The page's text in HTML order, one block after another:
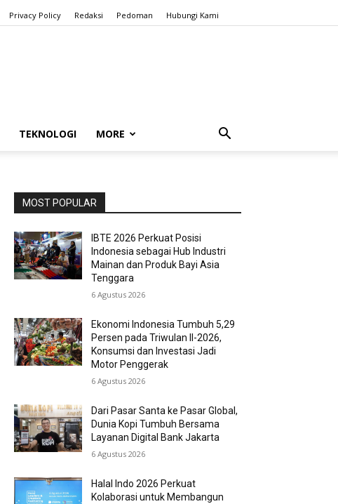
Privacy Policy Redaksi Pedoman Hubungi Kami
TEKNOLOGI MORE
MOST POPULAR
IBTE 2026 Perkuat Posisi
Indonesia sebagai Hub Industri
Mainan dan Produk Bayi Asia
Tenggara
6 Agustus 2026
Ekonomi Indonesia Tumbuh 5,29
Persen pada Triwulan II-2026,
Konsumsi dan Investasi Jadi
Motor Penggerak
6 Agustus 2026
Dari Pasar Santa ke Pasar Global,
Dunia Kopi Tumbuh Bersama
Layanan Digital Bank Jakarta
6 Agustus 2026
Halal Indo 2026 Perkuat
Kolaborasi untuk Membangun